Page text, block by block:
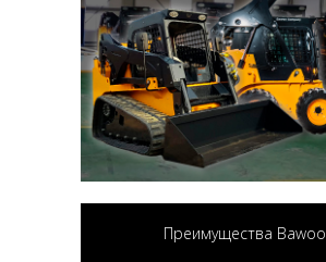
Преимущества Bawoo